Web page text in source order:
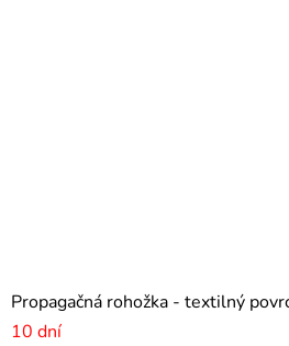
Propagačná rohožka - textilný
10 dní